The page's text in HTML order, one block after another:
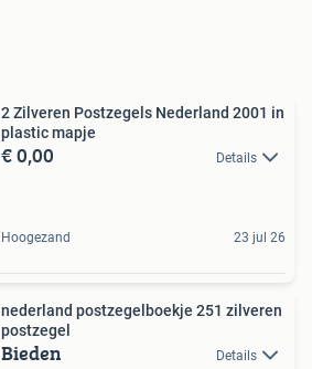
2 Zilveren Postzegels Nederland 2001 in
plastic mapje
€ 0,00 Details
Hoogezand 23 jul 26
nederland postzegelboekje 251 zilveren
postzegel
Bieden Details